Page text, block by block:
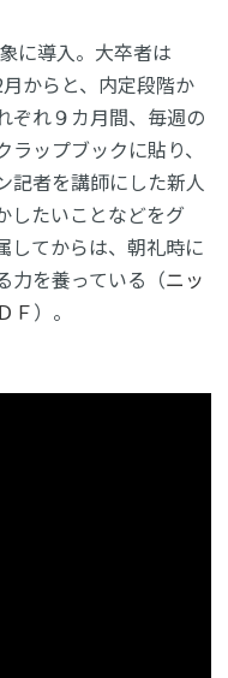
に導入。大卒者は
からと、内定段階か
ぞれ９カ月間、毎週の
ップブックに貼り、
記者を講師にした新人
したいことなどをグ
してからは、朝礼時に
力を養っている（ニッ
Ｆ）。